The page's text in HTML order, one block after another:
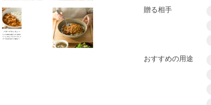
贈る相手
おすすめの用途